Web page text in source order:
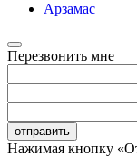
Арзамас
Перезвонить мне
отправить
Нажимая кнопку